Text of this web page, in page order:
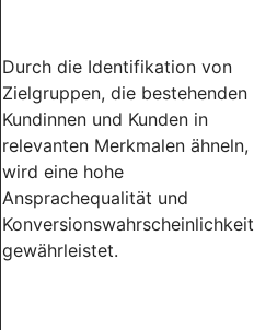
Durch die Identifikation von
Zielgruppen, die bestehenden
Kundinnen und Kunden in
relevanten Merkmalen ähneln,
wird eine hohe
Ansprachequalität und
Konversionswahrscheinlichkeit
gewährleistet.